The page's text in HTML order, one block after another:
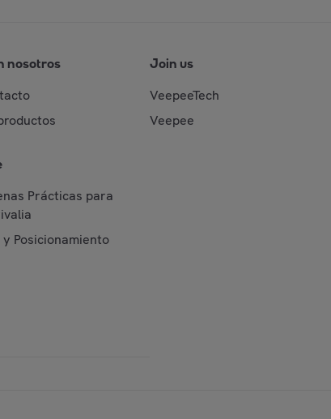
nosotros
Prácticas para
Posicionamiento
Join us
VeepeeTech
Veepee